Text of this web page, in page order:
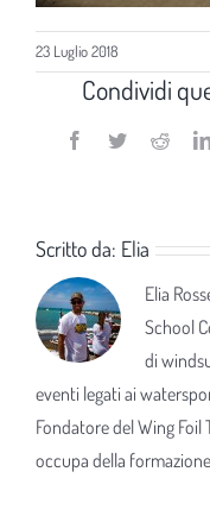
23 Luglio 2018
Condividi
Facebook
Twitter
Scritto da: Elia
Elia
School
di
eventi legati ai
Fondatore del Wing Foil
occupa della